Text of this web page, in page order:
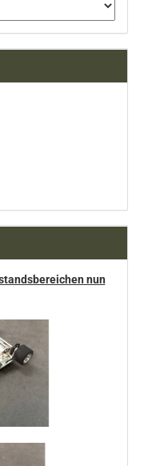
nun